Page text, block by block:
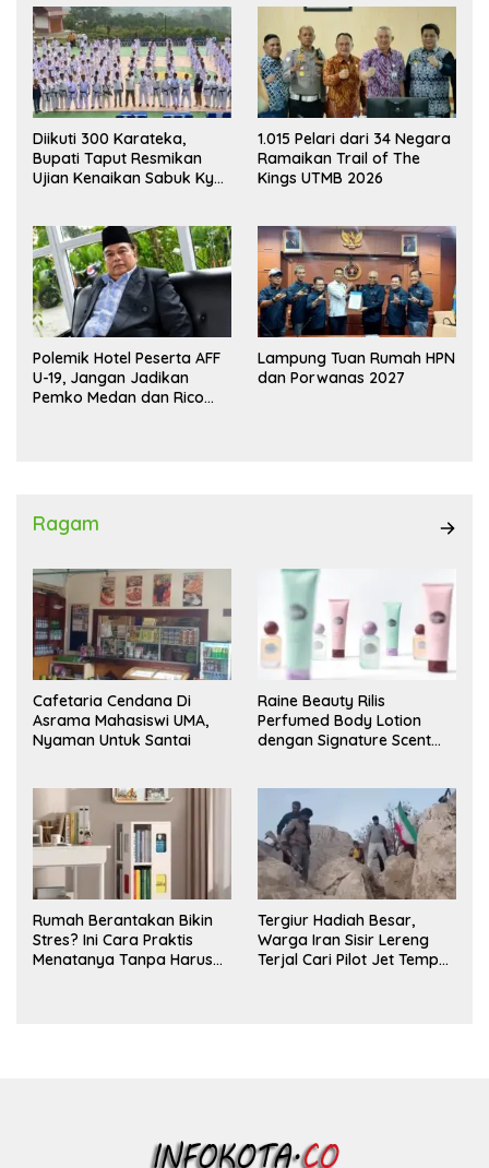
Diikuti 300 Karateka,
Bupati Taput Resmikan
Ujian Kenaikan Sabuk Kyu
1.015 Pelari dari 34 Negara
Ramaikan Trail of The
Kings UTMB 2026
Polemik Hotel Peserta AFF
U-19, Jangan Jadikan
Pemko Medan dan Rico
Lampung Tuan Rumah HPN
dan Porwanas 2027
Ragam
Cafetaria Cendana Di
Asrama Mahasiswi UMA,
Nyaman Untuk Santai
Raine Beauty Rilis
Perfumed Body Lotion
dengan Signature Scent
Rumah Berantakan Bikin
Stres? Ini Cara Praktis
Menatanya Tanpa Harus
Tergiur Hadiah Besar,
Warga Iran Sisir Lereng
Terjal Cari Pilot Jet Tempur